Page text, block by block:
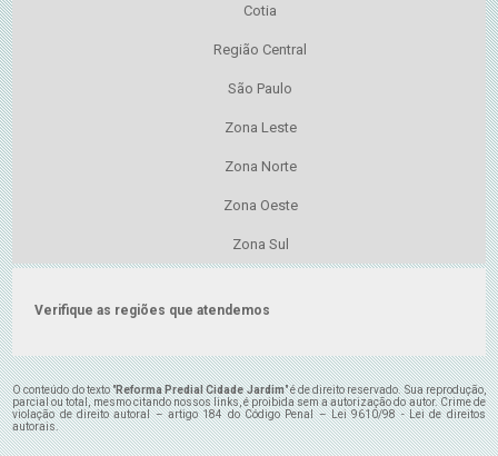
Cotia
Região Central
São Paulo
Zona Leste
Zona Norte
Zona Oeste
Zona Sul
Verifique as regiões que atendemos
O conteúdo do texto "Reforma Predial Cidade Jardim" é de direito reservado. Sua reprodução,
parcial ou total, mesmo citando nossos links, é proibida sem a autorização do autor. Crime de
violação de direito autoral – artigo 184 do Código Penal –Lei 9610/98 - Lei de direitos
autorais.